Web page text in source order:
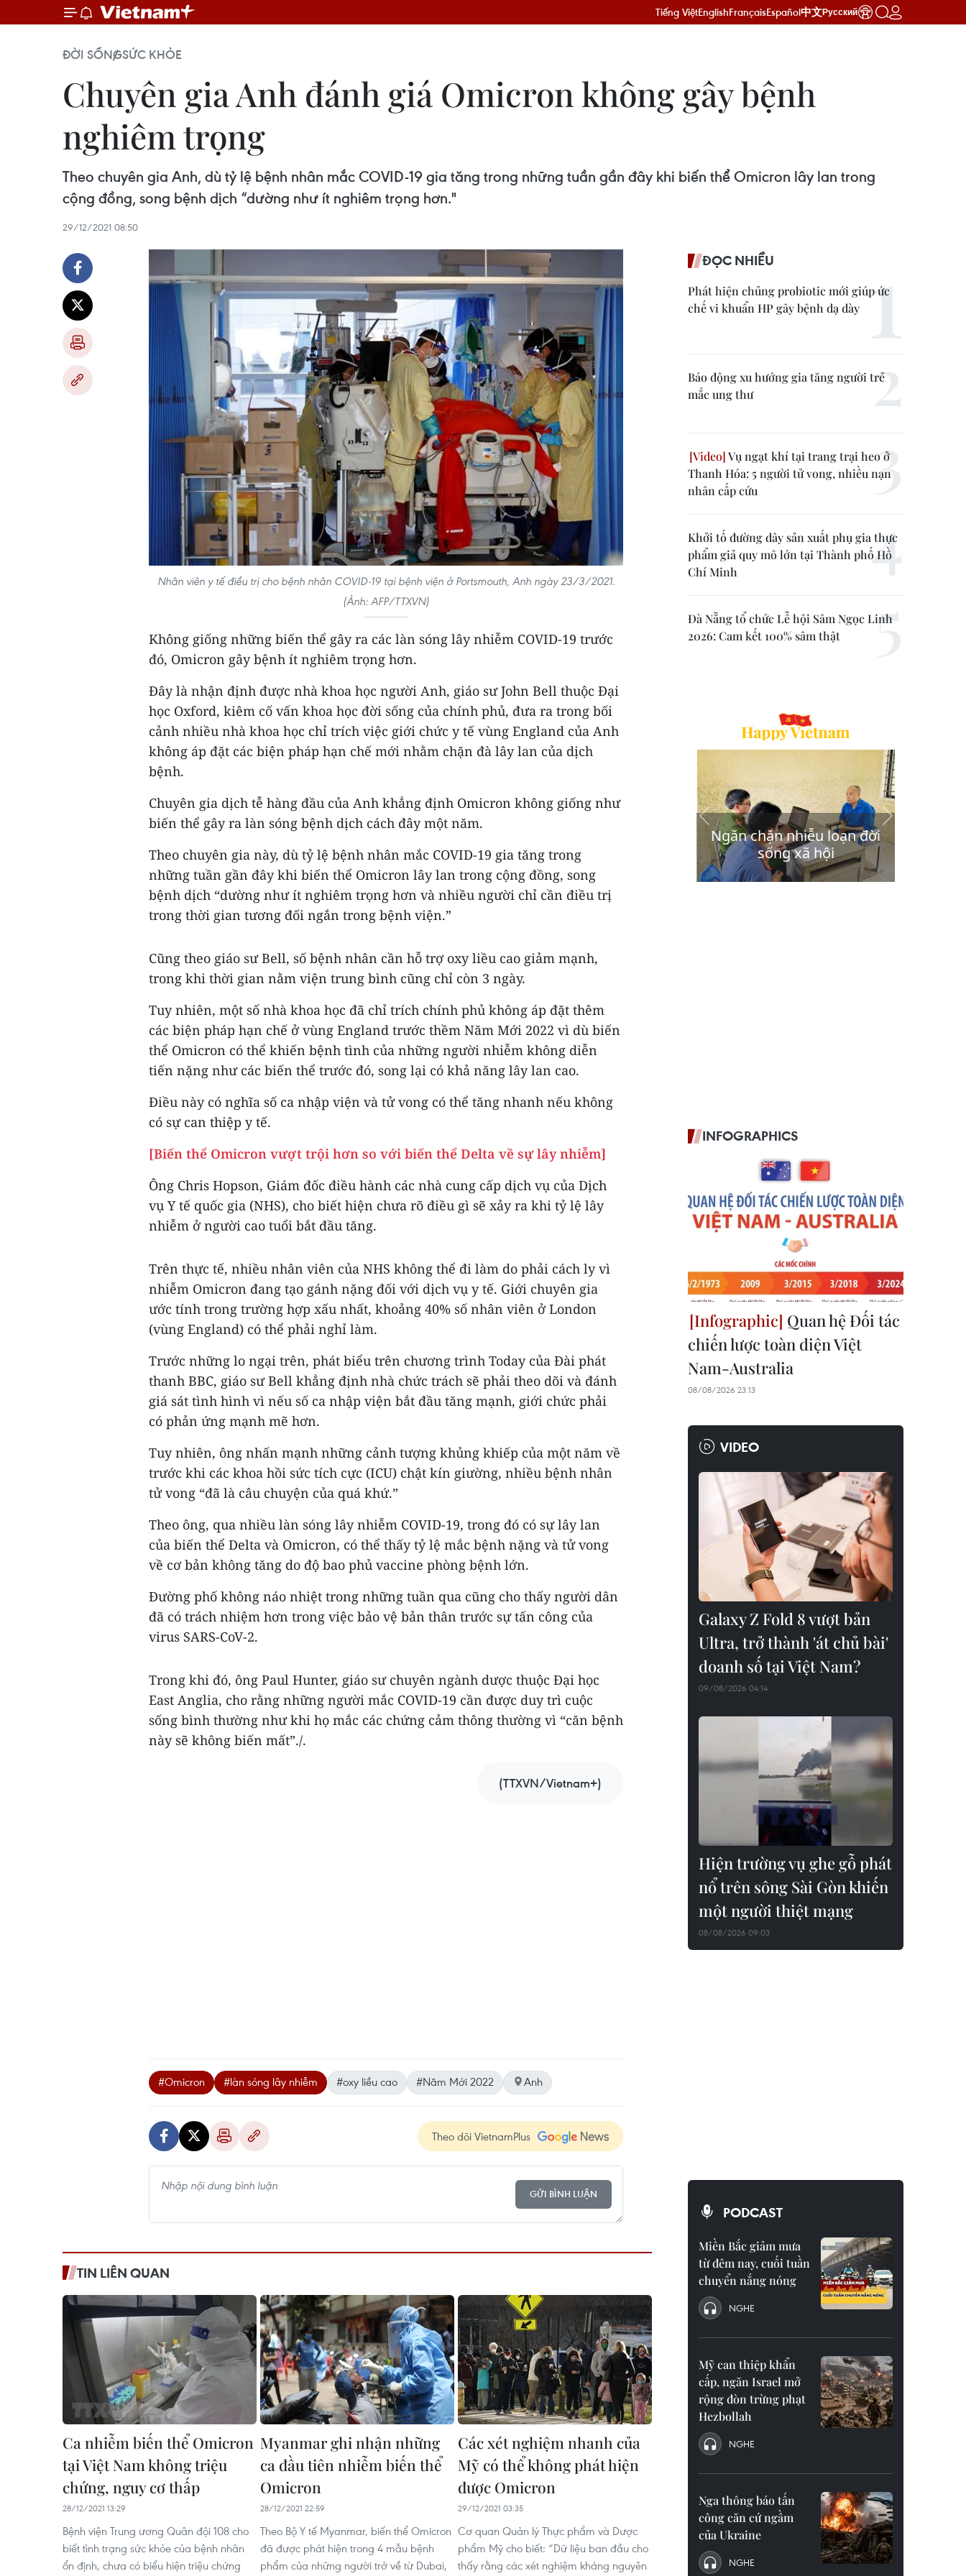
Tiếng ViệtEnglishFrançaisEspañol中文Русский
ĐỜI SỐNGSỨC KHỎE
Chuyên gia Anh đánh giá Omicron không gây bệnh
nghiêm trọng
Theo chuyên gia Anh, dù tỷ lệ bệnh nhân mắc COVID-19 gia tăng trong những tuần gần đây khi biến thể Omicron lây lan trong
cộng đồng, song bệnh dịch “dường như ít nghiêm trọng hơn."
29/12/2021 08:50
Nhân viên y tế điều trị cho bệnh nhân COVID-19 tại bệnh viện ở Portsmouth, Anh ngày 23/3/2021.
(Ảnh: AFP/TTXVN)
Không giống những biến thể gây ra các làn sóng lây nhiễm COVID-19 trước
đó, Omicron gây bệnh ít nghiêm trọng hơn.
Đây là nhận định được nhà khoa học người Anh, giáo sư John Bell thuộc Đại
học Oxford, kiêm cố vấn khoa học đời sống của chính phủ, đưa ra trong bối
cảnh nhiều nhà khoa học chỉ trích việc giới chức y tế vùng England của Anh
không áp đặt các biện pháp hạn chế mới nhằm chặn đà lây lan của dịch
bệnh.
Chuyên gia dịch tễ hàng đầu của Anh khẳng định Omicron không giống như
biến thể gây ra làn sóng bệnh dịch cách đây một năm.
Theo chuyên gia này, dù tỷ lệ bệnh nhân mắc COVID-19 gia tăng trong
những tuần gần đây khi biến thể Omicron lây lan trong cộng đồng, song
bệnh dịch “dường như ít nghiêm trọng hơn và nhiều người chỉ cần điều trị
trong thời gian tương đối ngắn trong bệnh viện.”
Cũng theo giáo sư Bell, số bệnh nhân cần hỗ trợ oxy liều cao giảm mạnh,
trong khi thời gian nằm viện trung bình cũng chỉ còn 3 ngày.
Tuy nhiên, một số nhà khoa học đã chỉ trích chính phủ không áp đặt thêm
các biện pháp hạn chế ở vùng England trước thềm Năm Mới 2022 vì dù biến
thể Omicron có thể khiến bệnh tình của những người nhiễm không diễn
tiến nặng như các biến thể trước đó, song lại có khả năng lây lan cao.
Điều này có nghĩa số ca nhập viện và tử vong có thể tăng nhanh nếu không
có sự can thiệp y tế.
[Biến thể Omicron vượt trội hơn so với biến thể Delta về sự lây nhiễm]
Ông Chris Hopson, Giám đốc điều hành các nhà cung cấp dịch vụ của Dịch
vụ Y tế quốc gia (NHS), cho biết hiện chưa rõ điều gì sẽ xảy ra khi tỷ lệ lây
nhiễm ở người cao tuổi bắt đầu tăng.
Trên thực tế, nhiều nhân viên của NHS không thể đi làm do phải cách ly vì
nhiễm Omicron đang tạo gánh nặng đối với dịch vụ y tế. Giới chuyên gia
ước tính trong trường hợp xấu nhất, khoảng 40% số nhân viên ở London
(vùng England) có thể phải nghỉ làm.
Trước những lo ngại trên, phát biểu trên chương trình Today của Đài phát
thanh BBC, giáo sư Bell khẳng định nhà chức trách sẽ phải theo dõi và đánh
giá sát tình hình vì nếu số ca nhập viện bắt đầu tăng mạnh, giới chức phải
có phản ứng mạnh mẽ hơn.
Tuy nhiên, ông nhấn mạnh những cảnh tượng khủng khiếp của một năm về
trước khi các khoa hồi sức tích cực (ICU) chật kín giường, nhiều bệnh nhân
tử vong “đã là câu chuyện của quá khứ.”
Theo ông, qua nhiều làn sóng lây nhiễm COVID-19, trong đó có sự lây lan
của biến thể Delta và Omicron, có thể thấy tỷ lệ mắc bệnh nặng và tử vong
về cơ bản không tăng do độ bao phủ vaccine phòng bệnh lớn.
Đường phố không náo nhiệt trong những tuần qua cũng cho thấy người dân
đã có trách nhiệm hơn trong việc bảo vệ bản thân trước sự tấn công của
virus SARS-CoV-2.
Trong khi đó, ông Paul Hunter, giáo sư chuyên ngành dược thuộc Đại học
East Anglia, cho rằng những người mắc COVID-19 cần được duy trì cuộc
sống bình thường như khi họ mắc các chứng cảm thông thường vì “căn bệnh
này sẽ không biến mất”./.
(TTXVN/Vietnam+)
#Omicron #làn sóng lây nhiễm #oxy liều cao #Năm Mới 2022 Anh
Theo dõi VietnamPlus
GỬI BÌNH LUẬN
TIN LIÊN QUAN
Ca nhiễm biến thể Omicron
tại Việt Nam không triệu
chứng, nguy cơ thấp
28/12/2021 13:29
Bệnh viện Trung ương Quân đội 108 cho
biết tình trạng sức khỏe của bệnh nhân
ổn định, chưa có biểu hiện triệu chứng
Myanmar ghi nhận những
ca đầu tiên nhiễm biến thể
Omicron
28/12/2021 22:59
Theo Bộ Y tế Myanmar, biến thể Omicron
đã được phát hiện trong 4 mẫu bệnh
phẩm của những người trở về từ Dubai,
Các xét nghiệm nhanh của
Mỹ có thể không phát hiện
được Omicron
29/12/2021 03:35
Cơ quan Quản lý Thực phẩm và Dược
phẩm Mỹ cho biết: “Dữ liệu ban đầu cho
thấy rằng các xét nghiệm kháng nguyên
ĐỌC NHIỀU
Phát hiện chủng probiotic mới giúp ức
chế vi khuẩn HP gây bệnh dạ dày
Báo động xu hướng gia tăng người trẻ
mắc ung thư
Vụ ngạt khí tại trang trại heo ở
Thanh Hóa: 5 người tử vong, nhiều nạn
nhân cấp cứu
Khởi tố đường dây sản xuất phụ gia thực
phẩm giả quy mô lớn tại Thành phố Hồ
Chí Minh
Đà Nẵng tổ chức Lễ hội Sâm Ngọc Linh
2026: Cam kết 100% sâm thật
INFOGRAPHICS
Quan hệ Đối tác
chiến lược toàn diện Việt
Nam-Australia
08/08/2026 23:13
VIDEO
Galaxy Z Fold 8 vượt bản
Ultra, trở thành 'át chủ bài'
doanh số tại Việt Nam?
09/08/2026 04:14
Hiện trường vụ ghe gỗ phát
nổ trên sông Sài Gòn khiến
một người thiệt mạng
08/08/2026 09:03
PODCAST
Miền Bắc giảm mưa
từ đêm nay, cuối tuần
chuyển nắng nóng
NGHE
Mỹ can thiệp khẩn
cấp, ngăn Israel mở
rộng đòn trừng phạt
Hezbollah
NGHE
Nga thông báo tấn
công căn cứ ngầm
của Ukraine
NGHE